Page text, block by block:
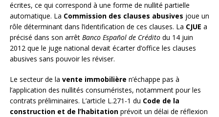
écrites, ce qui correspond à une forme de nullité partielle
automatique. La Commission des clauses abusives joue un
rôle déterminant dans l’identification de ces clauses. La CJUE a
précisé dans son arrêt Banco Español de Crédito du 14 juin
2012 que le juge national devait écarter d’office les clauses
abusives sans pouvoir les réviser.
Le secteur de la vente immobilière n’échappe pas à
l’application des nullités consuméristes, notamment pour les
contrats préliminaires. L’article L.271-1 du Code de la
construction et de l’habitation prévoit un délai de réflexion